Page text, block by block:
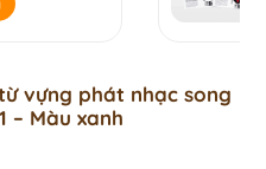
vựng phát nhạc song
– Màu xanh